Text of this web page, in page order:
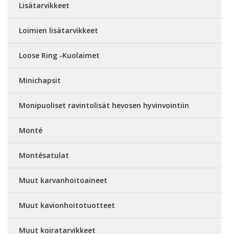
Lisätarvikkeet
Loimien lisätarvikkeet
Loose Ring -Kuolaimet
Minichapsit
Monipuoliset ravintolisät hevosen hyvinvointiin
Monté
Montésatulat
Muut karvanhoitoaineet
Muut kavionhoitotuotteet
Muut koiratarvikkeet